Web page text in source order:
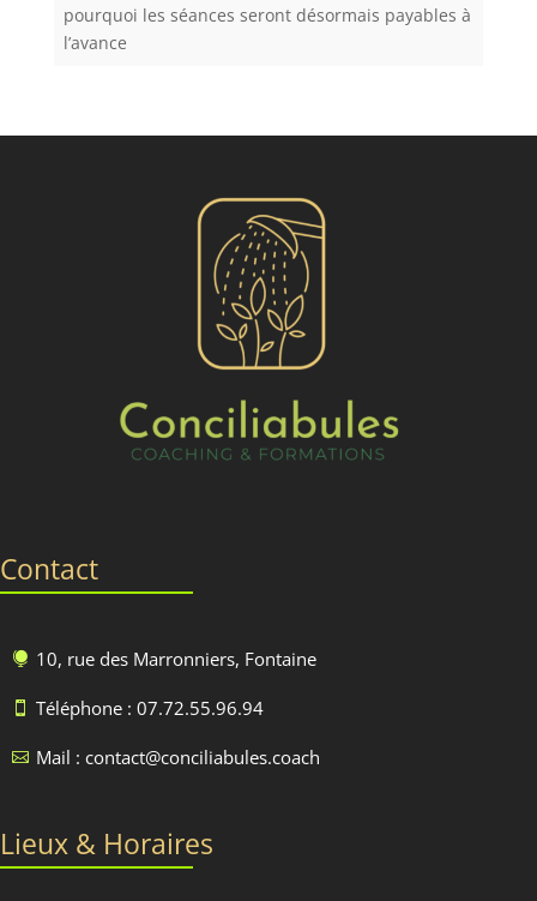
pourquoi les séances seront désormais payables à
l’avance
Contact
 10, rue des Marronniers, Fontaine
 Téléphone : 07.72.55.96.94
 Mail : contact@conciliabules.coach
Lieux & Horaires